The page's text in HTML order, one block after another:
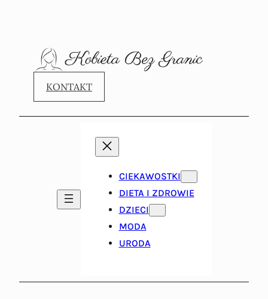
KONTAKT
CIEKAWOSTKI
DIETA I ZDROWIE
DZIECI
MODA
URODA